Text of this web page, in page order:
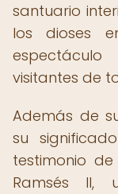
santuario
los dioses
visitantes de
Además de
su
testimonio
Ramsés II,